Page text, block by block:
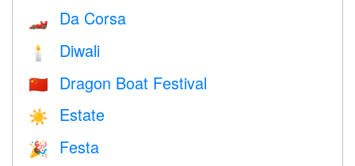
🏎 Da Corsa
🕯 Diwali
🇨🇳 Dragon Boat Festival
☀️ Estate
🎉 Festa